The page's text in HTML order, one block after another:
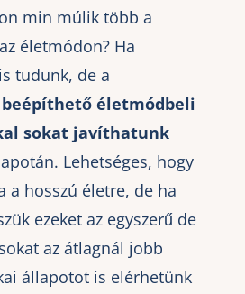
min múlik több a
életmódon? Ha
tudunk, de a
beépíthető életmódbeli
sokat javíthatunk
Lehetséges, hogy
a hosszú életre, de ha
ezeket az egyszerű de
az átlagnál jobb
állapotot is elérhetünk